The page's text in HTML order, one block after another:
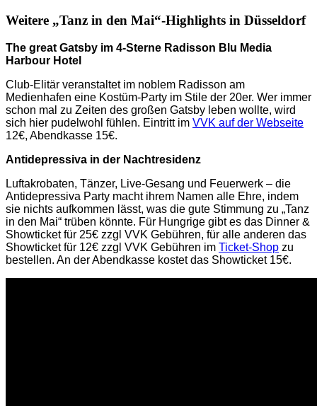
Weitere „Tanz in den Mai“-Highlights in Düsseldorf
The great Gatsby im 4-Sterne Radisson Blu Media
Harbour Hotel
Club-Elitär veranstaltet im noblem Radisson am
Medienhafen eine Kostüm-Party im Stile der 20er. Wer immer
schon mal zu Zeiten des großen Gatsby leben wollte, wird
sich hier pudelwohl fühlen. Eintritt im VVK auf der Webseite
12€, Abendkasse 15€.
Antidepressiva in der Nachtresidenz
Luftakrobaten, Tänzer, Live-Gesang und Feuerwerk – die
Antidepressiva Party macht ihrem Namen alle Ehre, indem
sie nichts aufkommen lässt, was die gute Stimmung zu „Tanz
in den Mai“ trüben könnte. Für Hungrige gibt es das Dinner &
Showticket für 25€ zzgl VVK Gebühren, für alle anderen das
Showticket für 12€ zzgl VVK Gebühren im Ticket-Shop zu
bestellen. An der Abendkasse kostet das Showticket 15€.